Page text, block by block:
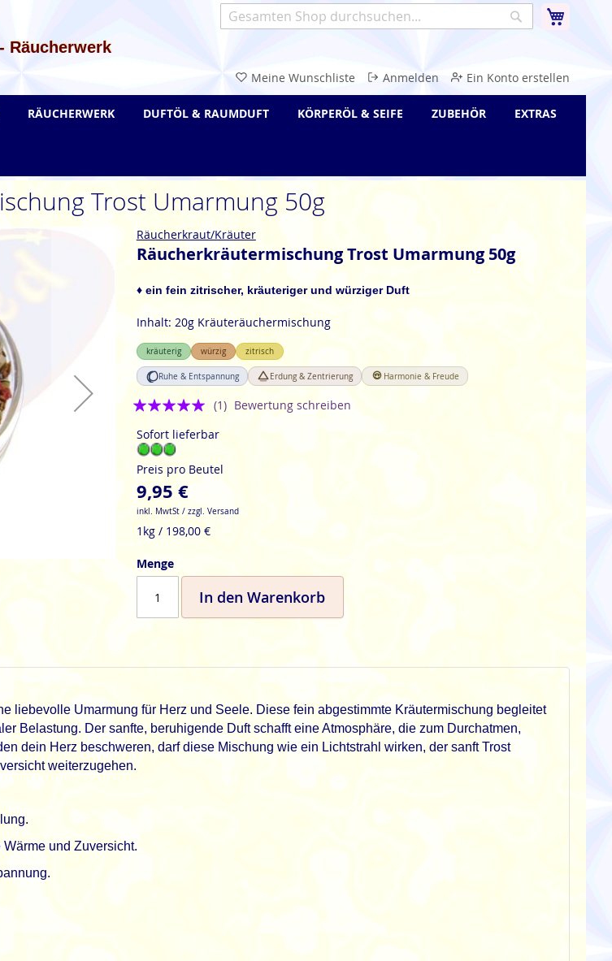
Suche
Räucherwerk
Meine Wunschliste Anmelden Ein Konto erstellen
Trost Umarmung 50g
Räucherkraut/Kräuter
Räucherkräutermischung Trost Umarmung 50g
♦ein fein zitrischer, kräuteriger und würziger Duft
Inhalt: 20g Kräuteräuchermischung
kräuterig würzig zitrisch
Ruhe & Entspannung Erdung & Zentrierung Harmonie & Freude
Bewertung:
(1) Bewertung schreiben
Sofort lieferbar
Preis pro Beutel
9,95 €
inkl. MwtSt / zzgl. Versand
1kg / 198,00 €
Menge
In den Warenkorb
liebevolle Umarmung für Herz und Seele. Diese fein abgestimmte Kräutermischung begleitet
Belastung. Der sanfte, beruhigende Duft schafft eine Atmosphäre, die zum Durchatmen,
dein Herz beschweren, darf diese Mischung wie ein Lichtstrahl wirken, der sanft Trost
weiterzugehen.
und Zuversicht.
RÄUCHERWERK DUFTÖL & RAUMDUFT KÖRPERÖL & SEIFE ZUBEHÖR EXTRAS